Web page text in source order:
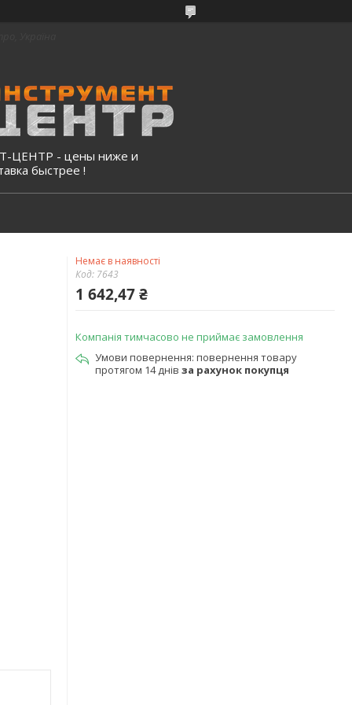
ЦЕНТР - цены ниже и
быстрее !
Немає в наявності
Код: 7643
1 642,47 ₴
Компанія тимчасово не приймає замовлення
повернення товару
протягом 14 днів за рахунок покупця